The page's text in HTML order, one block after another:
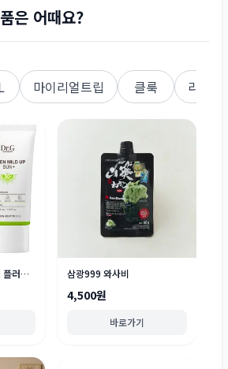
은 어때요?
마이리얼트립 클룩 라쿠텐
닥터지 그린 마일드 업 플러스 선크림 SPF50+ PA++++ 삼광999 와사비
4,500원
바로가기